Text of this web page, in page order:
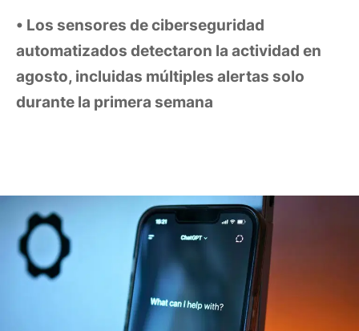
Los sensores de ciberseguridad
automatizados detectaron la actividad en
agosto, incluidas múltiples alertas solo
durante la primera semana